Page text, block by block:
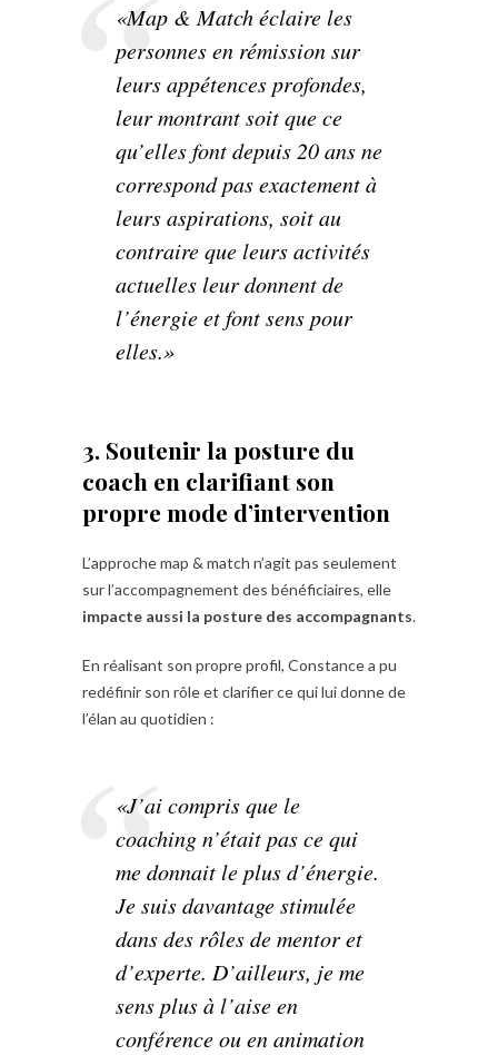
«Map & Match éclaire les
personnes en rémission sur
leurs appétences profondes,
leur montrant soit que ce
qu’elles font depuis 20 ans ne
correspond pas exactement à
leurs aspirations, soit au
contraire que leurs activités
actuelles leur donnent de
l’énergie et font sens pour
elles.»
3. Soutenir la posture du
coach en clarifiant son
propre mode d’intervention
L’approche map & match n’agit pas seulement
sur l’accompagnement des bénéficiaires, elle
impacte aussi la posture des accompagnants.
En réalisant son propre profil, Constance a pu
redéfinir son rôle et clarifier ce qui lui donne de
l’élan au quotidien :
«J’ai compris que le
coaching n’était pas ce qui
me donnait le plus d’énergie.
Je suis davantage stimulée
dans des rôles de mentor et
d’experte. D’ailleurs, je me
sens plus à l’aise en
conférence ou en animation